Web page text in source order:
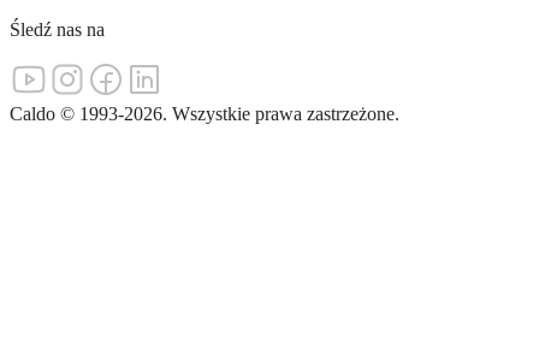
Śledź nas na
Caldo © 1993-2026. Wszystkie prawa zastrzeżone.